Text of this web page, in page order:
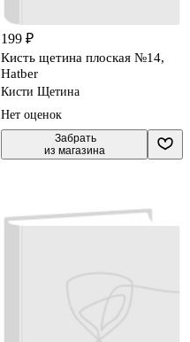
199 ₽
Кисть щетина плоская №14,
Hatber
Кисти Щетина
Нет оценок
Забрать
из магазина